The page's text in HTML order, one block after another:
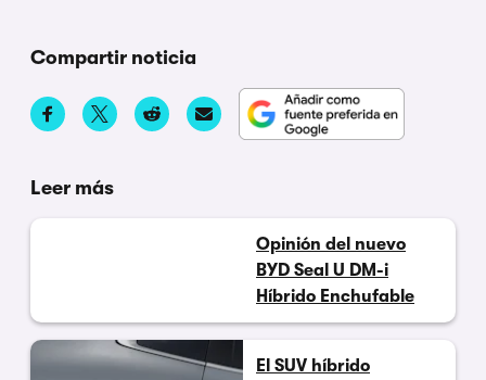
Compartir noticia
Leer más
Opinión del nuevo
BYD Seal U DM-i
Híbrido Enchufable
El SUV híbrido